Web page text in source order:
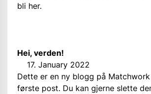
bli her.
Hei, verden!
17. January 2022
Dette er en ny blogg på
første post. Du kan gjerne slette